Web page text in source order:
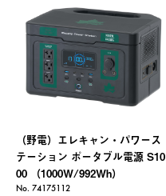
（野電）エレキャン・パワース
テーション ポータブル電源 S10
00 （1000W/992Wh）
No. 74175112